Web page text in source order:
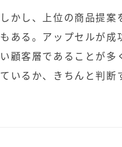
しかし、上位の商品提
もある。アップセルが成
い顧客層であることが
ているか、きちんと判断